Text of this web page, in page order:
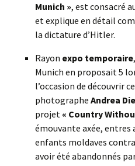
Munich », est consacré
et explique en détail
la dictature d’Hitler.
Rayon expo temporaire
Munich en proposait 5
l’occasion de découvrir
photographe Andrea
projet « Country
émouvante axée, entres
enfants moldaves
avoir été abandonnés